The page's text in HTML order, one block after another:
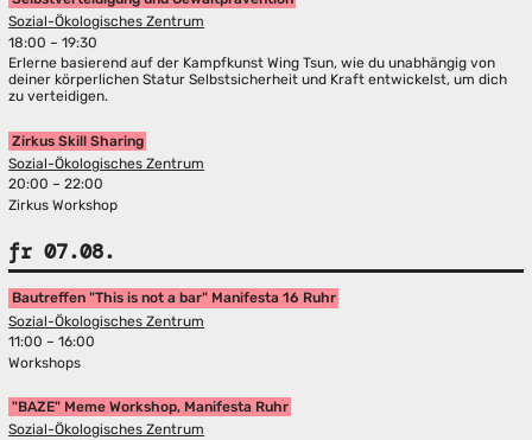
Sozial-Ökologisches Zentrum
18:00 – 19:30
Erlerne basierend auf der Kampfkunst Wing Tsun, wie du unabhängig von
deiner körperlichen Statur Selbstsicherheit und Kraft entwickelst, um dich
zu verteidigen.
Zirkus Skill Sharing
Sozial-Ökologisches Zentrum
20:00 – 22:00
Zirkus Workshop
fr 07.08.
Bautreffen "This is not a bar" Manifesta 16 Ruhr
Sozial-Ökologisches Zentrum
11:00 – 16:00
Workshops
"BAZE" Meme Workshop, Manifesta Ruhr
Sozial-Ökologisches Zentrum